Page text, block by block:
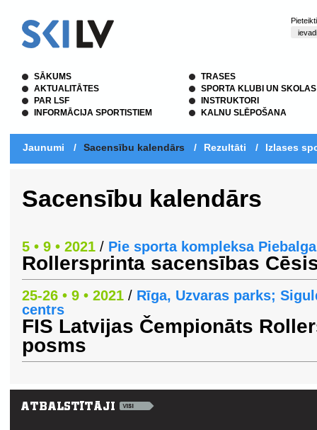
SĀKUMS
AKTUALITĀTES
PAR LSF
INFORMĀCIJA SPORTISTIEM
TRASES
SPORTA KLUBI UN SKOLAS
INSTRUKTORI
KALNU SLĒPOŠANA
Jaunumi / Sacensību kalendārs / Rezultāti / Izlases
Sacensību kalendārs
5 • 9 • 2021 / Pie sporta kompleksa
Rollersprinta sacensības
25-26 • 9 • 2021 / Rīga, Uzvaras parks;
centrs
FIS Latvijas Čempionāts
posms